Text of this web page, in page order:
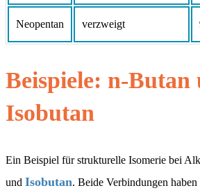
Neopentan verzweigt
Beispiele: n-Butan
Isobutan
Ein Beispiel für strukturelle Isomerie bei
und Isobutan. Beide Verbindungen